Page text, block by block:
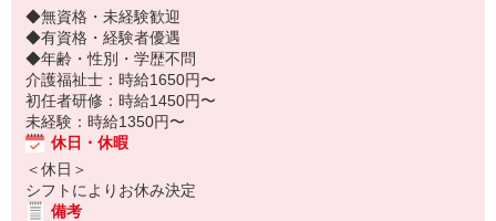
◆無資格・未経験歓迎
◆有資格・経験者優遇
◆年齢・性別・学歴不問
介護福祉士：時給1650円〜
初任者研修：時給1450円〜
未経験：時給1350円〜
休日・休暇
＜休日＞
シフトによりお休み決定
備考